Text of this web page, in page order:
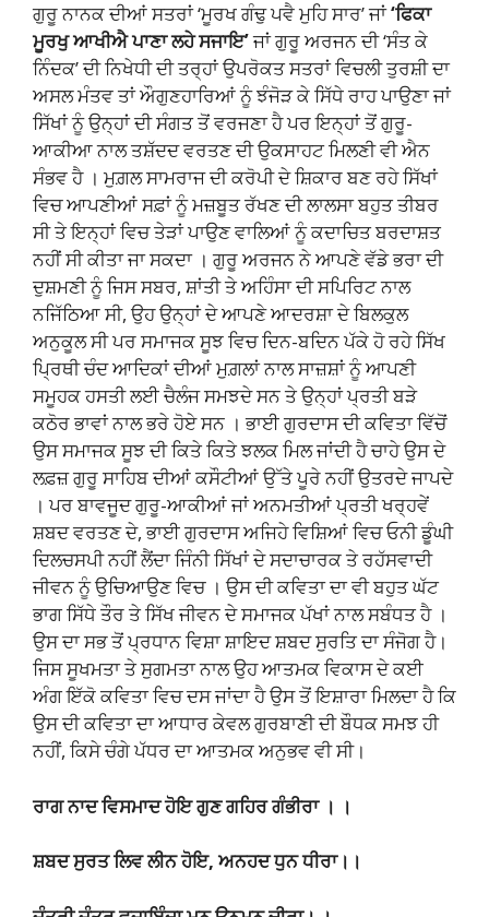
ਗੁਰੂ ਨਾਨਕ ਦੀਆਂ ਸਤਰਾਂ ‘ਮੂਰਖ ਗੰਢੁ ਪਵੈ ਮੁਹਿ ਸਾਰ’ ਜਾਂ‘ਫਿਕਾ
ਮੂਰਖੁ ਆਖੀਐ ਪਾਣਾ ਲਹੇ ਸਜਾਇ’ਜਾਂ ਗੁਰੂ ਅਰਜਨ ਦੀ ‘ਸੰਤ ਕੇ
ਨਿੰਦਕ’ ਦੀ ਨਿਖੇਧੀ ਦੀ ਤਰ੍ਹਾਂ ਉਪਰੋਕਤ ਸਤਰਾਂ ਵਿਚਲੀ ਤੁਰਸ਼ੀ ਦਾ
ਅਸਲ ਮੰਤਵ ਤਾਂ ਔਗੁਣਹਾਰਿਆਂ ਨੂੰ ਝੰਜੋੜ ਕੇ ਸਿੱਧੇ ਰਾਹ ਪਾਉਣਾ ਜਾਂ
ਸਿੱਖਾਂ ਨੂੰ ਉਨ੍ਹਾਂ ਦੀ ਸੰਗਤ ਤੋਂ ਵਰਜਣਾ ਹੈ ਪਰ ਇਨ੍ਹਾਂ ਤੋਂ ਗੁਰੂ-
ਆਕੀਆ ਨਾਲ ਤਸ਼ੱਦਦ ਵਰਤਣ ਦੀ ਉਕਸਾਹਟ ਮਿਲਣੀ ਵੀ ਐਨ
ਸੰਭਵ ਹੈ । ਮੁਗ਼ਲ ਸਾਮਰਾਜ ਦੀ ਕਰੋਪੀ ਦੇ ਸ਼ਿਕਾਰ ਬਣ ਰਹੇ ਸਿੱਖਾਂ
ਵਿਚ ਆਪਣੀਆਂ ਸਫ਼ਾਂ ਨੂੰ ਮਜ਼ਬੂਤ ਰੱਖਣ ਦੀ ਲਾਲਸਾ ਬਹੁਤ ਤੀਬਰ
ਸੀ ਤੇ ਇਨ੍ਹਾਂ ਵਿਚ ਤੇੜਾਂ ਪਾਉਣ ਵਾਲਿਆਂ ਨੂੰ ਕਦਾਚਿਤ ਬਰਦਾਸ਼ਤ
ਨਹੀਂ ਸੀ ਕੀਤਾ ਜਾ ਸਕਦਾ । ਗੁਰੂ ਅਰਜਨ ਨੇ ਆਪਣੇ ਵੱਡੇ ਭਰਾ ਦੀ
ਦੁਸ਼ਮਣੀ ਨੂੰ ਜਿਸ ਸਬਰ, ਸ਼ਾਂਤੀ ਤੇ ਅਹਿੰਸਾ ਦੀ ਸਪਿਰਿਟ ਨਾਲ
ਨਜਿੱਠਿਆ ਸੀ, ਉਹ ਉਨ੍ਹਾਂ ਦੇ ਆਪਣੇ ਆਦਰਸ਼ਾ ਦੇ ਬਿਲਕੁਲ
ਅਨੁਕੂਲ ਸੀ ਪਰ ਸਮਾਜਕ ਸੂਝ ਵਿਚ ਦਿਨ-ਬਦਿਨ ਪੱਕੇ ਹੋ ਰਹੇ ਸਿੱਖ
ਪ੍ਰਿਥੀ ਚੰਦ ਆਦਿਕਾਂ ਦੀਆਂ ਮੁਗ਼ਲਾਂ ਨਾਲ ਸਾਜ਼ਸ਼ਾਂ ਨੂੰ ਆਪਣੀ
ਸਮੂਹਕ ਹਸਤੀ ਲਈ ਚੈਲੰਜ ਸਮਝਦੇ ਸਨ ਤੇ ਉਨ੍ਹਾਂ ਪ੍ਰਤੀ ਬੜੇ
ਕਠੋਰ ਭਾਵਾਂ ਨਾਲ ਭਰੇ ਹੋਏ ਸਨ । ਭਾਈ ਗੁਰਦਾਸ ਦੀ ਕਵਿਤਾ ਵਿੱਚੋਂ
ਉਸ ਸਮਾਜਕ ਸੂਝ ਦੀ ਕਿਤੇ ਕਿਤੇ ਝਲਕ ਮਿਲ ਜਾਂਦੀ ਹੈ ਚਾਹੇ ਉਸ ਦੇ
ਲਫ਼ਜ਼ ਗੁਰੂ ਸਾਹਿਬ ਦੀਆਂ ਕਸੌਟੀਆਂ ਉੱਤੇ ਪੂਰੇ ਨਹੀਂ ਉਤਰਦੇ ਜਾਪਦੇ
। ਪਰ ਬਾਵਜੂਦ ਗੁਰੂ-ਆਕੀਆਂ ਜਾਂ ਅਨਮਤੀਆਂ ਪ੍ਰਤੀ ਖਰ੍ਹਵੇਂ
ਸ਼ਬਦ ਵਰਤਣ ਦੇ, ਭਾਈ ਗੁਰਦਾਸ ਅਜਿਹੇ ਵਿਸ਼ਿਆਂ ਵਿਚ ਓਨੀ ਡੂੰਘੀ
ਦਿਲਚਸਪੀ ਨਹੀਂ ਲੈਂਦਾ ਜਿੰਨੀ ਸਿੱਖਾਂ ਦੇ ਸਦਾਚਾਰਕ ਤੇ ਰਹੱਸਵਾਦੀ
ਜੀਵਨ ਨੂੰ ਉਚਿਆਉਣ ਵਿਚ । ਉਸ ਦੀ ਕਵਿਤਾ ਦਾ ਵੀ ਬਹੁਤ ਘੱਟ
ਭਾਗ ਸਿੱਧੇ ਤੌਰ ਤੇ ਸਿੱਖ ਜੀਵਨ ਦੇ ਸਮਾਜਕ ਪੱਖਾਂ ਨਾਲ ਸਬੰਧਤ ਹੈ ।
ਉਸ ਦਾ ਸਭ ਤੋਂ ਪ੍ਰਧਾਨ ਵਿਸ਼ਾ ਸ਼ਾਇਦ ਸ਼ਬਦ ਸੁਰਤਿ ਦਾ ਸੰਜੋਗ ਹੈ।
ਜਿਸ ਸੂਖਮਤਾ ਤੇ ਸੁਗਮਤਾ ਨਾਲ ਉਹ ਆਤਮਕ ਵਿਕਾਸ ਦੇ ਕਈ
ਅੰਗ ਇੱਕੋ ਕਵਿਤਾ ਵਿਚ ਦਸ ਜਾਂਦਾ ਹੈ ਉਸ ਤੋਂ ਇਸ਼ਾਰਾ ਮਿਲਦਾ ਹੈ ਕਿ
ਉਸ ਦੀ ਕਵਿਤਾ ਦਾ ਆਧਾਰ ਕੇਵਲ ਗੁਰਬਾਣੀ ਦੀ ਬੌਧਕ ਸਮਝ ਹੀ
ਨਹੀਂ, ਕਿਸੇ ਚੰਗੇ ਪੱਧਰ ਦਾ ਆਤਮਕ ਅਨੁਭਵ ਵੀ ਸੀ।
ਰਾਗ ਨਾਦ ਵਿਸਮਾਦ ਹੋਇ ਗੁਣ ਗਹਿਰ ਗੰਭੀਰਾ । ।
ਸ਼ਬਦ ਸੁਰਤ ਲਿਵ ਲੀਨ ਹੋਇ, ਅਨਹਦ ਧੁਨ ਧੀਰਾ।।